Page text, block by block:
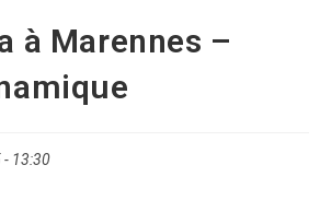
à Marennes –
- 13:30